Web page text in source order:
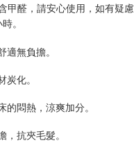
甲醛，請安心使用，如有疑
。
無負擔。
化。
悶熱，涼爽加分。
抗夾毛髮。